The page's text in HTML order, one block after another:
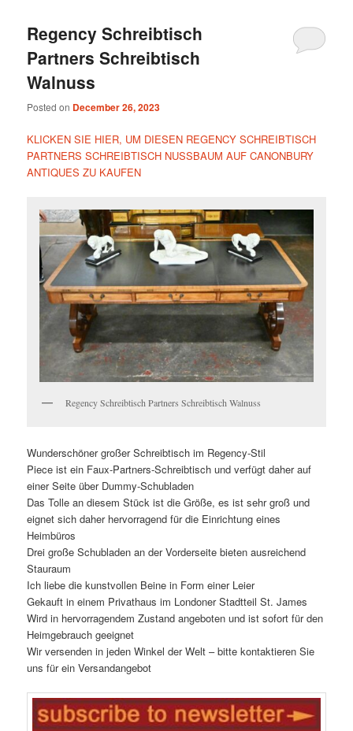
Regency Schreibtisch
Partners Schreibtisch
Walnuss
Posted on December 26, 2023
KLICKEN SIE HIER, UM DIESEN REGENCY SCHREIBTISCH
PARTNERS SCHREIBTISCH NUSSBAUM AUF CANONBURY
ANTIQUES ZU KAUFEN
Regency Schreibtisch Partners Schreibtisch Walnuss
Wunderschöner großer Schreibtisch im Regency-Stil
Piece ist ein Faux-Partners-Schreibtisch und verfügt daher auf
einer Seite über Dummy-Schubladen
Das Tolle an diesem Stück ist die Größe, es ist sehr groß und
eignet sich daher hervorragend für die Einrichtung eines
Heimbüros
Drei große Schubladen an der Vorderseite bieten ausreichend
Stauraum
Ich liebe die kunstvollen Beine in Form einer Leier
Gekauft in einem Privathaus im Londoner Stadtteil St. James
Wird in hervorragendem Zustand angeboten und ist sofort für den
Heimgebrauch geeignet
Wir versenden in jeden Winkel der Welt – bitte kontaktieren Sie
uns für ein Versandangebot